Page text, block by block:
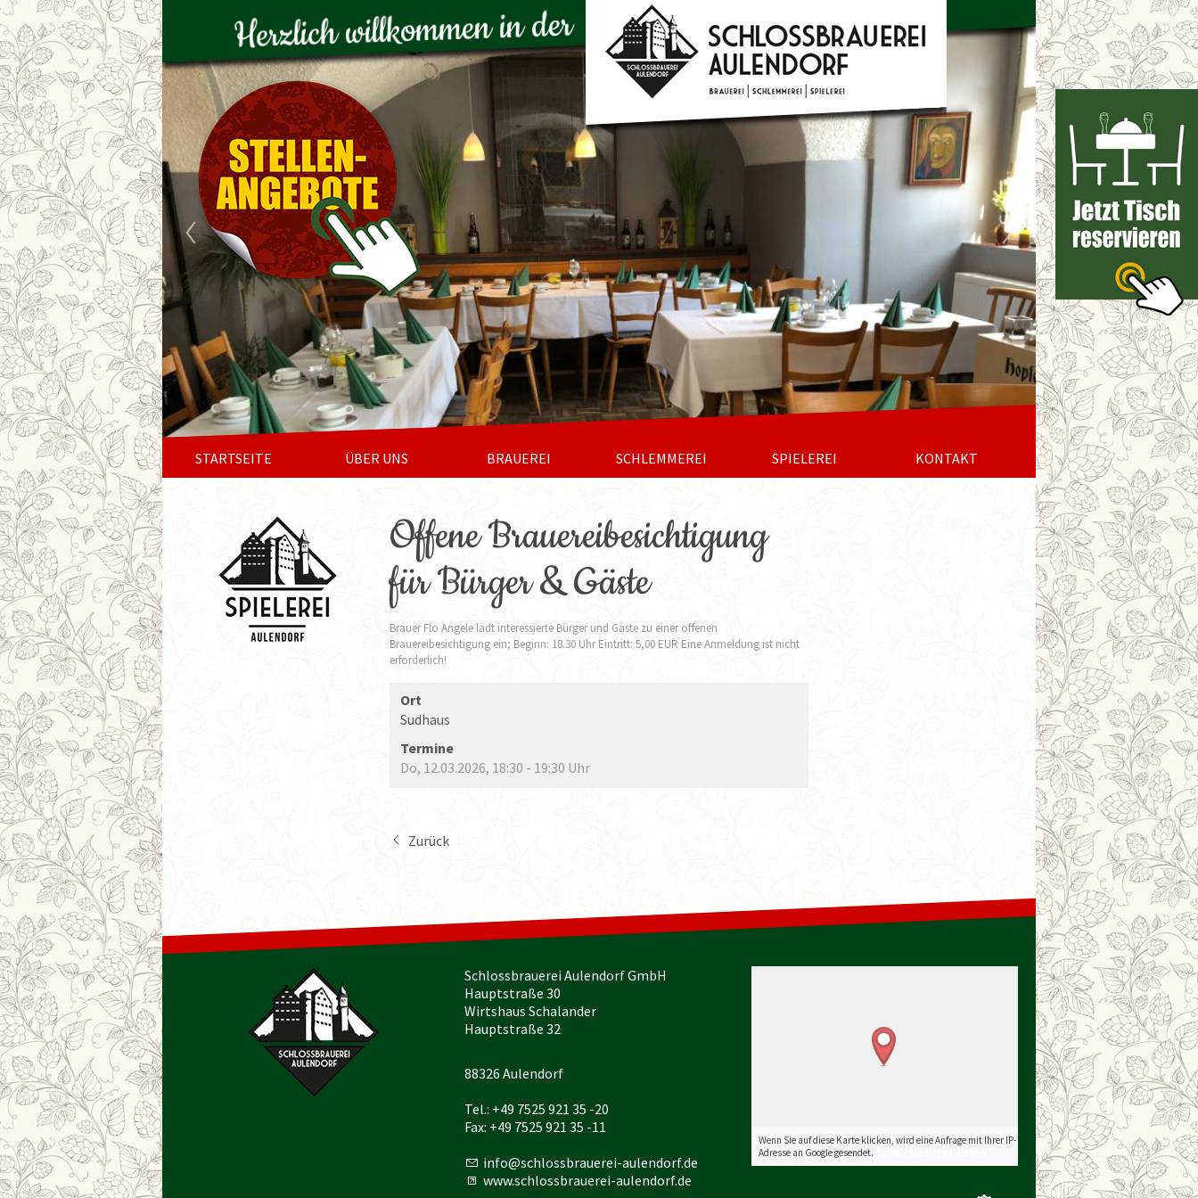
Herzlich willkommen in der
STARTSEITE ÜBER UNS BRAUEREI SCHLEMMEREI SPIELEREI KONTAKT
Offene Brauereibesichtigung
für Bürger & Gäste
Brauer Flo Angele lädt interessierte Bürger und Gäste zu einer offenen
Brauereibesichtigung ein; Beginn: 18.30 Uhr Eintritt: 5,00 EUR Eine Anmeldung ist nicht
erforderlich!
Ort
Sudhaus
Termine
Do, 12.03.2026, 18:30 - 19:30 Uhr
Zurück
Schlossbrauerei Aulendorf GmbH
Hauptstraße 30
Wirtshaus Schalander
Hauptstraße 32
88326 Aulendorf
Tel.: +49 7525 921 35 -20
Fax: +49 7525 921 35 -11
nf
schl ssbr r - l nd rfd
www.schlossbrauerei-aulendorf.de
Wenn Sie auf diese Karte klicken, wird eine Anfrage mit Ihrer IP-
Adresse an Google gesendet.